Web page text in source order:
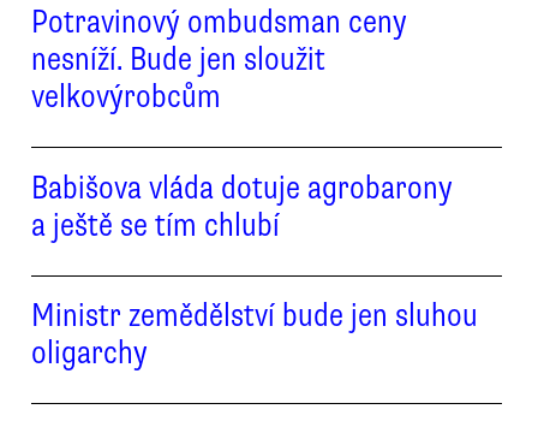
Potravinový ombudsman ceny
nesníží. Bude jen sloužit
velkovýrobcům
Babišova vláda dotuje agrobarony
a ještě se tím chlubí
Ministr zemědělství bude jen sluhou
oligarchy